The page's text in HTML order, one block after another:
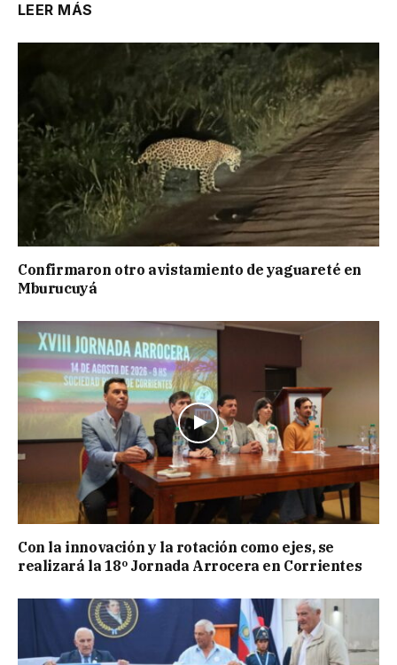
LEER MÁS
Confirmaron otro avistamiento de yaguareté en
Mburucuyá
Con la innovación y la rotación como ejes, se
realizará la 18º Jornada Arrocera en Corrientes